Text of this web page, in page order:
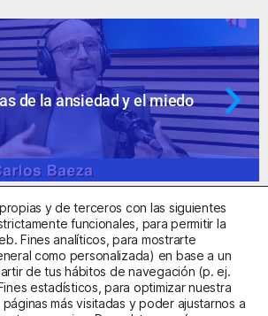
de la ansiedad y el miedo
Autorizado con el código E08737002
y de terceros con las siguientes
funcionales, para permitir la
Fines analíticos, para mostrarte
como personalizada) en base a un
de tus hábitos de navegación (p. ej.
estadísticos, para optimizar nuestra
más visitadas y poder ajustarnos a